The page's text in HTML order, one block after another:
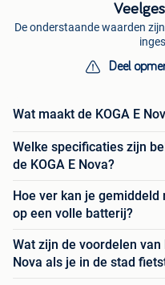
De onderstaande waarden
Deel
Wat maakt de KOGA E
Welke specificaties zijn
de KOGA E Nova?
Hoe ver kan je gemiddeld
op een volle batterij?
Wat zijn de voordelen van
Nova als je in de stad